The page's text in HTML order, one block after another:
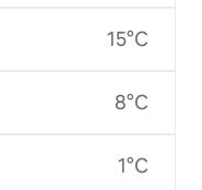
15°C
8°C
1°C